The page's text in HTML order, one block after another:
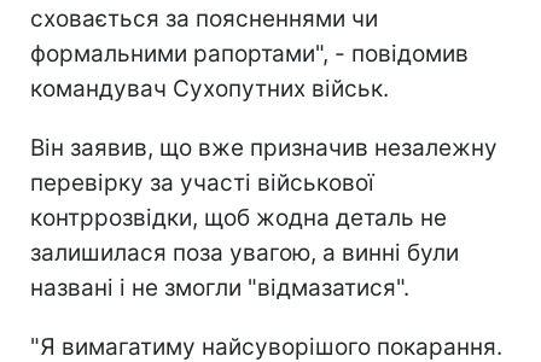
сховається за поясненнями чи
формальними рапортами", - повідомив
командувач Сухопутних військ.
Він заявив, що вже призначив незалежну
перевірку за участі військової
контррозвідки, щоб жодна деталь не
залишилася поза увагою, а винні були
названі і не змогли "відмазатися".
"Я вимагатиму найсуворішого покарання.